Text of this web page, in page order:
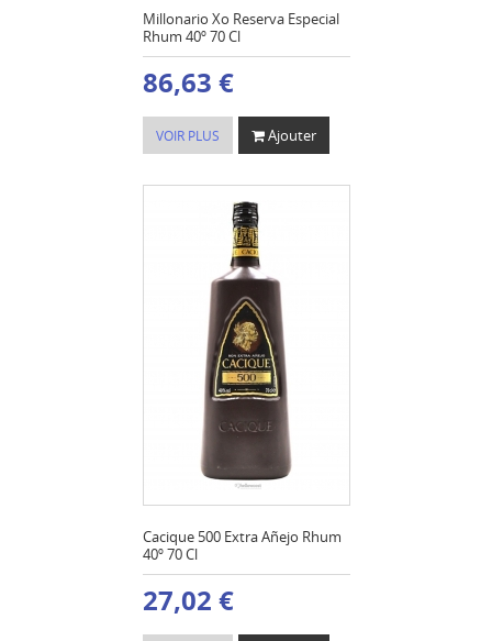
Millonario Xo Reserva Especial
Rhum 40º 70 Cl
86,63 €
VOIR PLUS Ajouter
Cacique 500 Extra Añejo Rhum
40º 70 Cl
27,02 €